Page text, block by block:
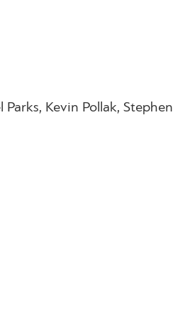
Kevin Pollak, Stephen